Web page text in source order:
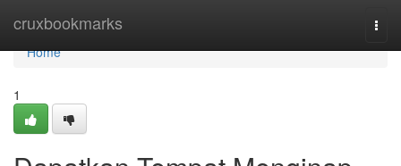
cruxbookmarks
Home
Home
1